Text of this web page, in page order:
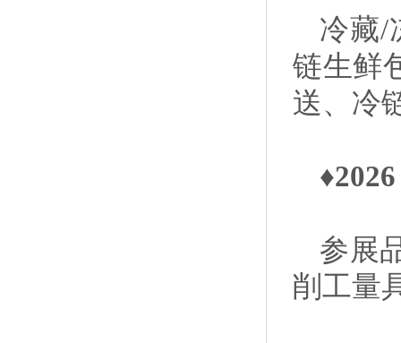
冷藏/
链生鲜
送、冷
参展
削工量